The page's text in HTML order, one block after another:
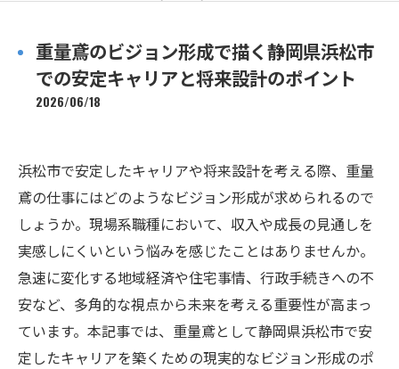
重量鳶のビジョン形成で描く静岡県浜松市
での安定キャリアと将来設計のポイント
2026/06/18
浜松市で安定したキャリアや将来設計を考える際、重量
鳶の仕事にはどのようなビジョン形成が求められるので
しょうか。現場系職種において、収入や成長の見通しを
実感しにくいという悩みを感じたことはありませんか。
急速に変化する地域経済や住宅事情、行政手続きへの不
安など、多角的な視点から未来を考える重要性が高まっ
ています。本記事では、重量鳶として静岡県浜松市で安
定したキャリアを築くための現実的なビジョン形成のポ